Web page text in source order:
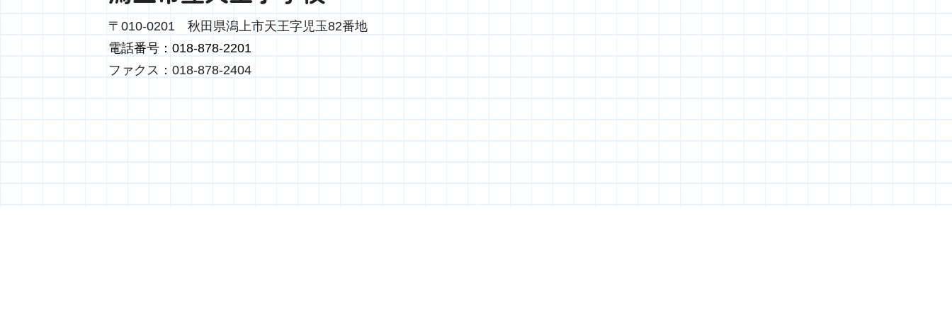
〒010-0201 秋田県潟上市天王字児玉82番地
電話番号：018-878-2201
ファクス：018-878-2404